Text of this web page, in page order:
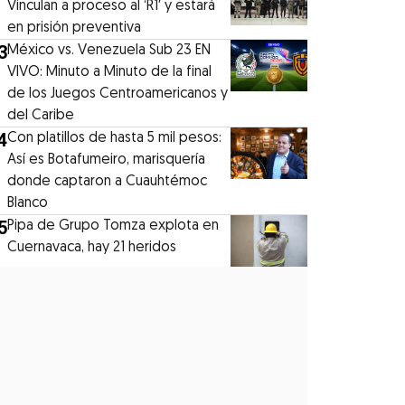
Vinculan a proceso al ‘R1′ y estará
en prisión preventiva
México vs. Venezuela Sub 23 EN
VIVO: Minuto a Minuto de la final
de los Juegos Centroamericanos y
del Caribe
Con platillos de hasta 5 mil pesos:
Así es Botafumeiro, marisquería
donde captaron a Cuauhtémoc
Blanco
Pipa de Grupo Tomza explota en
Cuernavaca, hay 21 heridos